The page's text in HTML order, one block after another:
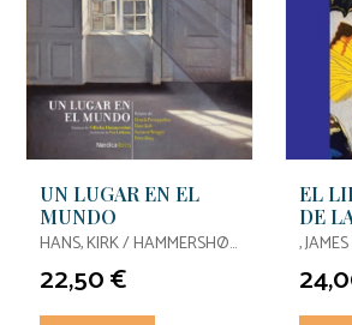
UN LUGAR EN EL
MUNDO
HANS, KIRK / HAMMERSHØI,
VILHELM / HAMMERSHØI,
VILHELM / HAMMERSHØI,
VILHELM / HAMMERSHØI,
22,50 €
EL
DE
,